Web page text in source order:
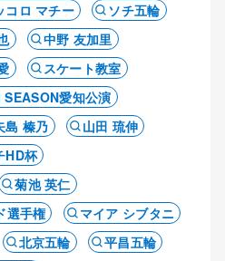
コロ マチー
ソチ五輪
中野 友加里
スケート教室
愛知公演
島 榛乃
山田 琉伸
HD杯
菊池 英仁
選手権
マイア シブタニ
北京五輪
平昌五輪